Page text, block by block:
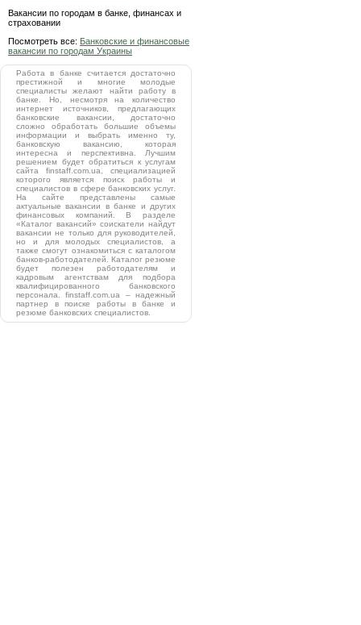
Вакансии по городам в банке, финансах и
страховании
Посмотреть все: Банковские и финансовые
вакансии по городам Украины
Работа в банке считается достаточно
престижной и многие молодые
специалисты желают найти работу в
банке. Но, несмотря на количество
интернет источников, предлагающих
банковские вакансии, достаточно
сложно обработать большие объемы
информации и выбрать именно ту,
банковскую вакансию, которая
интересна и перспективна. Лучшим
решением будет обратиться к услугам
сайта finstaff.com.ua, специализацией
которого является поиск работы и
специалистов в сфере банковских услуг.
На сайте представлены самые
актуальные вакансии в банке и других
финансовых компаний. В разделе
«Каталог вакансий» соискатели найдут
вакансии не только для руководителей,
но и для молодых специалистов, а
также смогут ознакомиться с каталогом
банков-работодателей. Каталог резюме
будет полезен работодателям и
кадровым агентствам для подбора
квалифицированного банковского
персонала. finstaff.com.ua – надежный
партнер в поиске работы в банке и
резюме банковских специалистов.